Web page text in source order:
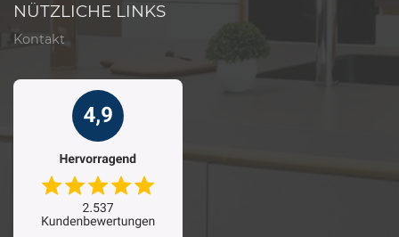
NÜTZLICHE LINKS
Kontakt